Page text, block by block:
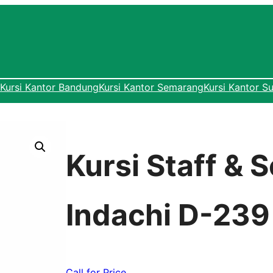
Kursi Kantor BandungKursi Kantor SemarangKursi Kantor
Kursi Staff &
Indachi D-239